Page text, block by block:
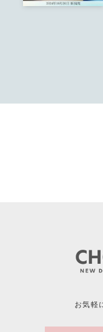
お気軽